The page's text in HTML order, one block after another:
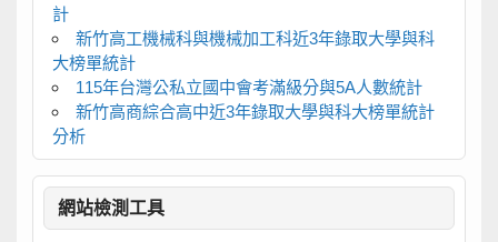
計
新竹高工機械科與機械加工科近3年錄取大學與科
大榜單統計
115年台灣公私立國中會考滿級分與5A人數統計
新竹高商綜合高中近3年錄取大學與科大榜單統計
分析
網站檢測工具